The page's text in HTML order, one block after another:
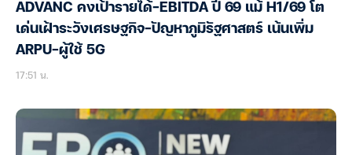
ADVANC คงเป้ารายได้-EBITDA ปี 69 แม้ H1/69 โต
เด่นเฝ้าระวังเศรษฐกิจ-ปัญหาภูมิรัฐศาสตร์ เน้นเพิ่ม
ARPU-ผู้ใช้ 5G
17:51 น.